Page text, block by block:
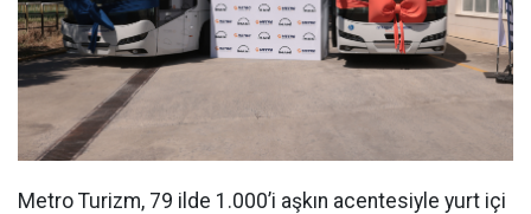
Metro Turizm, 79 ilde 1.000’i aşkın acentesiyle yurt içi